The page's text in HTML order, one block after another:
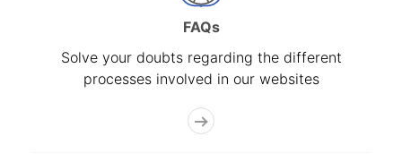
FAQs
Solve your doubts regarding the different
processes involved in our websites